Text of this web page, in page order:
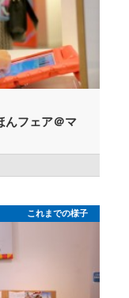
んフェア＠マ
これまでの様子